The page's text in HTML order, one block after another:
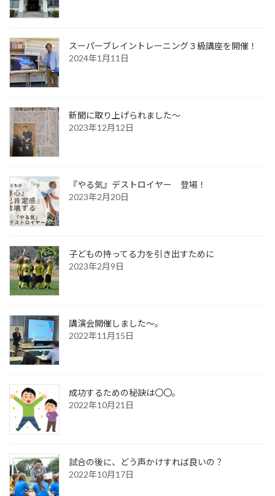
スーパーブレイントレーニング３級講座を開催！
2024年1月11日
新聞に取り上げられました〜
2023年12月12日
『やる気』デストロイヤー 登場！
2023年2月20日
子どもの持ってる力を引き出すために
2023年2月9日
講演会開催しました〜。
2022年11月15日
成功するための秘訣は〇〇。
2022年10月21日
試合の後に、どう声かけすれば良いの？
2022年10月17日